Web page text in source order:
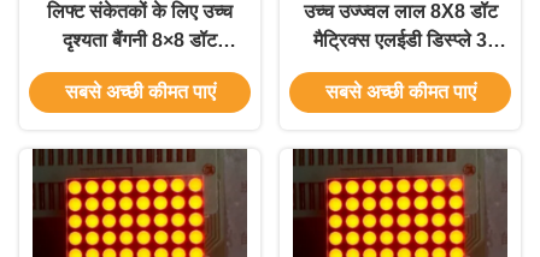
लिफ्ट संकेतकों के लिए उच्च
दृश्यता बैंगनी 8×8 डॉट
मैट्रिक्स एलईडी डिस्प्ले
सबसे अच्छी कीमत पाएं
उच्च उज्ज्वल लाल 8X8 डॉट
मैट्रिक्स एलईडी डिस्प्ले 3
मिमी लिफ्ट संकेतक के लिए
सबसे अच्छी कीमत पाएं